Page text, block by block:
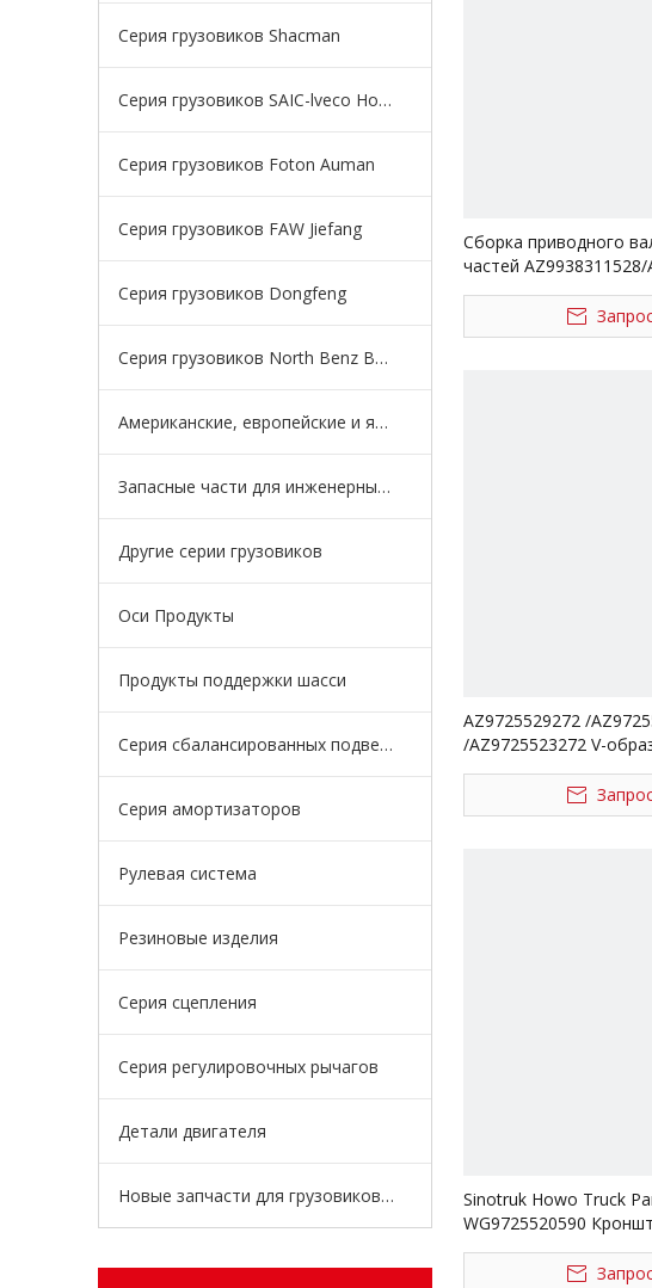
Серия грузовиков Shacman
Серия грузовиков SAIC-lveco Hongyan
Серия грузовиков Foton Auman
Серия грузовиков FAW Jiefang
Серия грузовиков Dongfeng
Серия грузовиков North Benz Beiben
Американские, европейские и японские серии грузовиков
Запасные части для инженерных машин для карьерных самосвалов
Другие серии грузовиков
Оси Продукты
Продукты поддержки шасси
Серия сбалансированных подвесок
Серия амортизаторов
Рулевая система
Резиновые изделия
Серия сцепления
Серия регулировочных рычагов
Детали двигателя
Новые запчасти для грузовиков энергии
Сборка приводного
частей AZ9938311528/
грузовика Sinotruk
AZ9725529272 /
/AZ9725523272 V-
стержень в сборе для
для грузовиков
Sinotruk Howo Truck
WG9725520590
стержня